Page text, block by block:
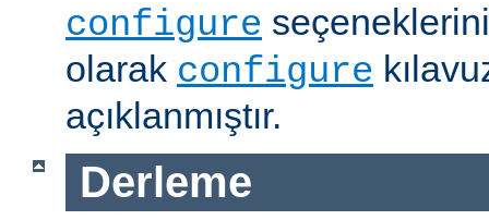
configure
olarak configure
açıklanmıştır.
Derleme